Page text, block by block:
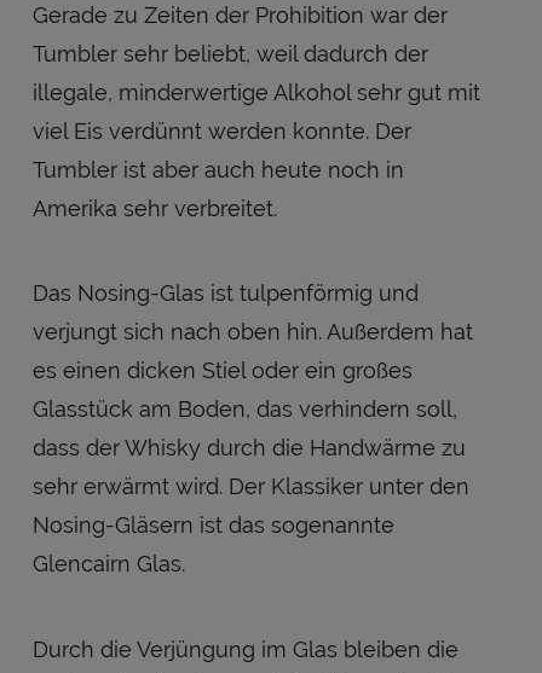
Gerade zu Zeiten der Prohibition war der
Tumbler sehr beliebt, weil dadurch der
illegale, minderwertige Alkohol sehr gut mit
viel Eis verdünnt werden konnte. Der
Tumbler ist aber auch heute noch in
Amerika sehr verbreitet.
Das Nosing-Glas ist tulpenförmig und
verjungt sich nach oben hin. Außerdem hat
es einen dicken Stiel oder ein großes
Glasstück am Boden, das verhindern soll,
dass der Whisky durch die Handwärme zu
sehr erwärmt wird. Der Klassiker unter den
Nosing-Gläsern ist das sogenannte
Glencairn Glas.
Durch die Verjüngung im Glas bleiben die